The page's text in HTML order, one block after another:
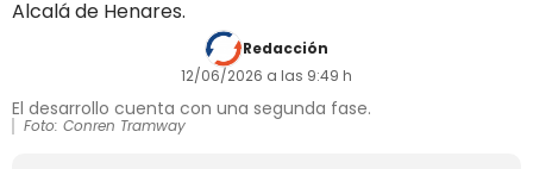
Alcalá de Henares.
Redacción
12/06/2026 a las 9:49 h
El desarrollo cuenta con una segunda fase.
Foto: Conren Tramway